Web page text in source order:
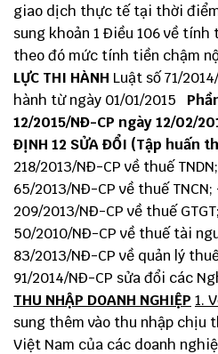
giao dịch thực tế tại thời
sung khoản 1 Điều 106 về
theo đó mức tính tiền chậm
LỰC THI HÀNH Luật số 71/
hành từ ngày 01/01/2015
12/2015/NĐ-CP ngày 12/02/
ĐỊNH 12 SỬA ĐỔI (Tập huấn
218/2013/NĐ-CP về thuế
65/2013/NĐ-CP về thuế
209/2013/NĐ-CP về thuế
50/2010/NĐ-CP về thuế tài
83/2013/NĐ-CP về quản lý
91/2014/NĐ-CP sửa đổi các
THU NHẬP DOANH NGHIỆP 1.
sung thêm vào thu nhập chịu
Việt Nam của các doanh